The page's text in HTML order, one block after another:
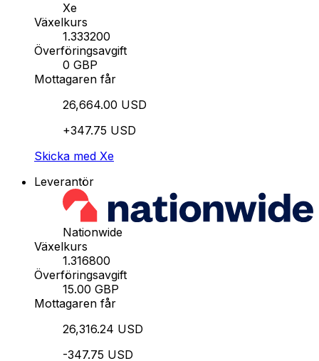
Xe
Växelkurs
1.333200
Överföringsavgift
0 GBP
Mottagaren får
26,664.00 USD
+347.75 USD
Skicka med Xe
Leverantör
Nationwide
Växelkurs
1.316800
Överföringsavgift
15.00 GBP
Mottagaren får
26,316.24 USD
-347.75 USD